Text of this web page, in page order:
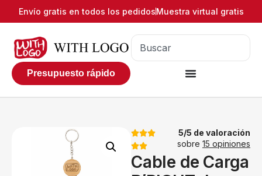
Envío gratis en todos los pedidosMuestra virtual gratis
Presupuesto rápido
5/5 de valoración
sobre 15 opiniones
Cable de Carga